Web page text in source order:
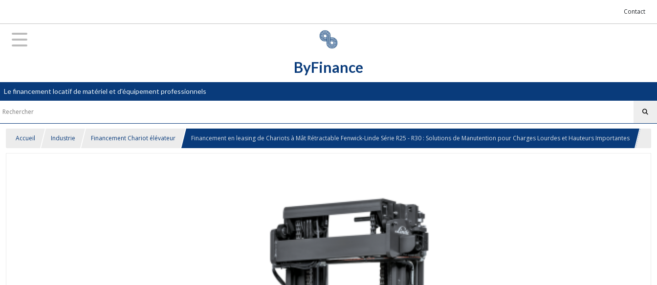
Contact
ByFinance
Le financement locatif de matériel et d'équipement professionnels
Accueil Industrie Financement Chariot élévateur Financement en leasing de Chariots à Mât Rétractable Fenwick-Linde Série R25 - R30 : Solutions de Manutention pour Charges Lourdes et Hauteurs Importantes